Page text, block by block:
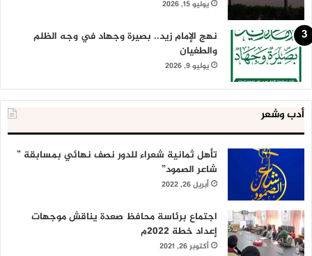
يوليو 15, 2026
نهج الإمام زيد.. بصيرة وجهاد في وجه الظلم
والطغيان
يوليو 9, 2026
أدب وشعر
تأهل ثمانية شعراء للدور نصف نهائي بمسابقة ”
شاعر الصمود”
أبريل 26, 2022
اجتماع برئاسة محافظ صعدة يناقش موجهات
إعداد خطة 2022م
أكتوبر 26, 2021